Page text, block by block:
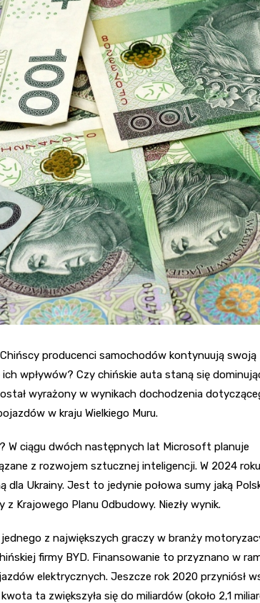
producenci samochodów kontynuują swoją
wpływów? Czy chińskie auta staną się
wyrażony w wynikach dochodzenia
w kraju Wielkiego Muru.
W ciągu dwóch następnych lat Microsoft planuje
z rozwojem sztucznej inteligencji. W 2024
Ukrainy. Jest to jedynie połowa sumy jaką
Krajowego Planu Odbudowy. Niezły wynik.
z największych graczy w branży
firmy BYD. Finansowanie to przyznano w
elektrycznych. Jeszcze rok 2020 przyniósł
ta zwiększyła się do miliardów (około 2,1